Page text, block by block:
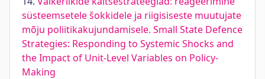
süsteemsetele šokkidele ja riigisiseste muutujate
mõju poliitikakujundamisele. Small State Defence
Strategies: Responding to Systemic Shocks and
the Impact of Unit-Level Variables on Policy-
Making